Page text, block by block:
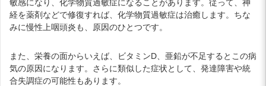
敏感になり、化学物質過敏症になることがあります。従って、神
経を薬剤などで修復すれば、化学物質過敏症は治癒します。ちな
みに慢性上咽頭炎も、原因のひとつです。
また、栄養の面からいえば、ビタミンD、亜鉛が不足するとこの病
気の原因になります。さらに類似した症状として、発達障害や統
合失調症の可能性もあります。